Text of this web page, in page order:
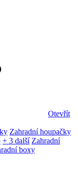
Otevřít
Zahradní houpačky
+ 3 další Zahradní
boxy